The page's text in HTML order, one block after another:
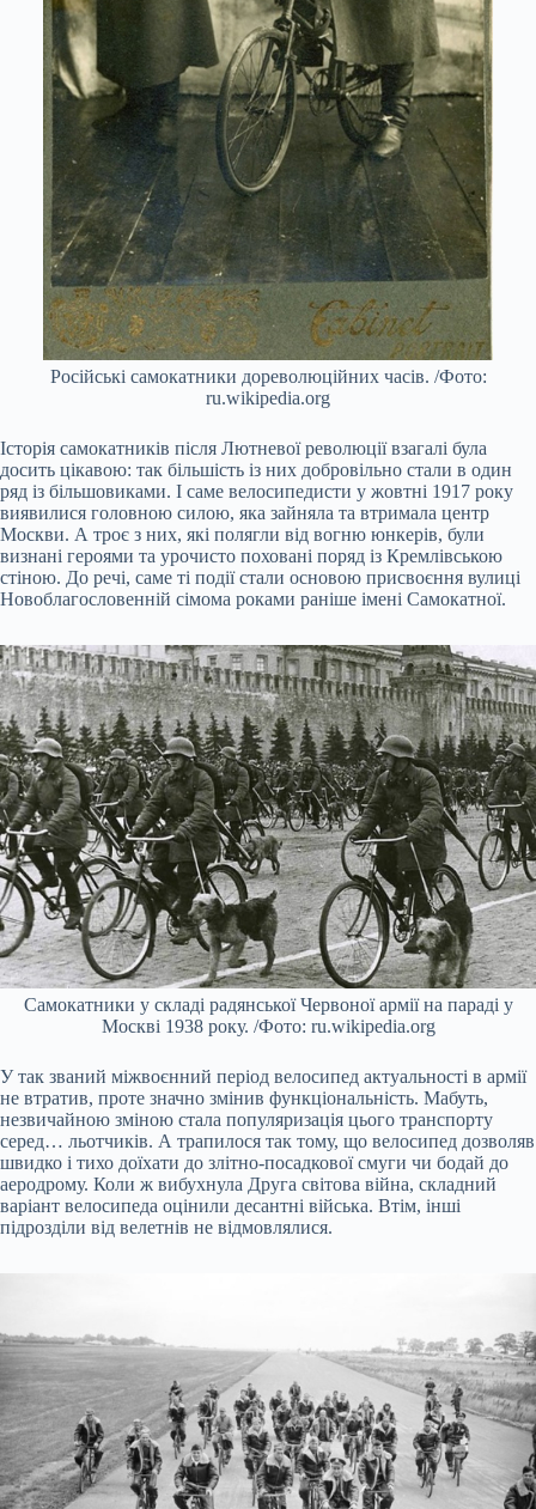
Російські самокатники дореволюційних часів. /Фото:
ru.wikipedia.org
Історія самокатників після Лютневої революції взагалі була
досить цікавою: так більшість із них добровільно стали в один
ряд із більшовиками. І саме велосипедисти у жовтні 1917 року
виявилися головною силою, яка зайняла та втримала центр
Москви. А троє з них, які полягли від вогню юнкерів, були
визнані героями та урочисто поховані поряд із Кремлівською
стіною. До речі, саме ті події стали основою присвоєння вулиці
Новоблагословенній сімома роками раніше імені Самокатної.
Самокатники у складі радянської Червоної армії на параді у
Москві 1938 року. /Фото: ru.wikipedia.org
У так званий міжвоєнний період велосипед актуальності в армії
не втратив, проте значно змінив функціональність. Мабуть,
незвичайною зміною стала популяризація цього транспорту
серед… льотчиків. А трапилося так тому, що велосипед дозволяв
швидко і тихо доїхати до злітно-посадкової смуги чи бодай до
аеродрому. Коли ж вибухнула Друга світова війна, складний
варіант велосипеда оцінили десантні війська. Втім, інші
підрозділи від велетнів не відмовлялися.